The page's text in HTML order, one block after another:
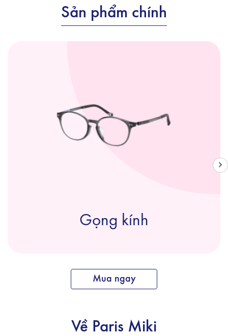
Sản phẩm chính
Gọng kính
Mua ngay
Về Paris Miki